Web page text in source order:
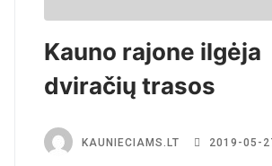
Kauno rajone ilgėja
dviračių trasos
KAUNIECIAMS.LT 2019-05-